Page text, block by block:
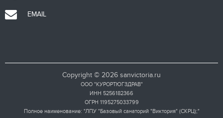
EMAIL
Copyright © 2026 sanvictoria.ru
ООО "КУРОРТЮГЗДРАВ"
ИНН 5256182366
ОГРН 1195275033799
Полное наименование: "ЛПУ "Базовый санаторий "Виктория" (СКРЦ);"